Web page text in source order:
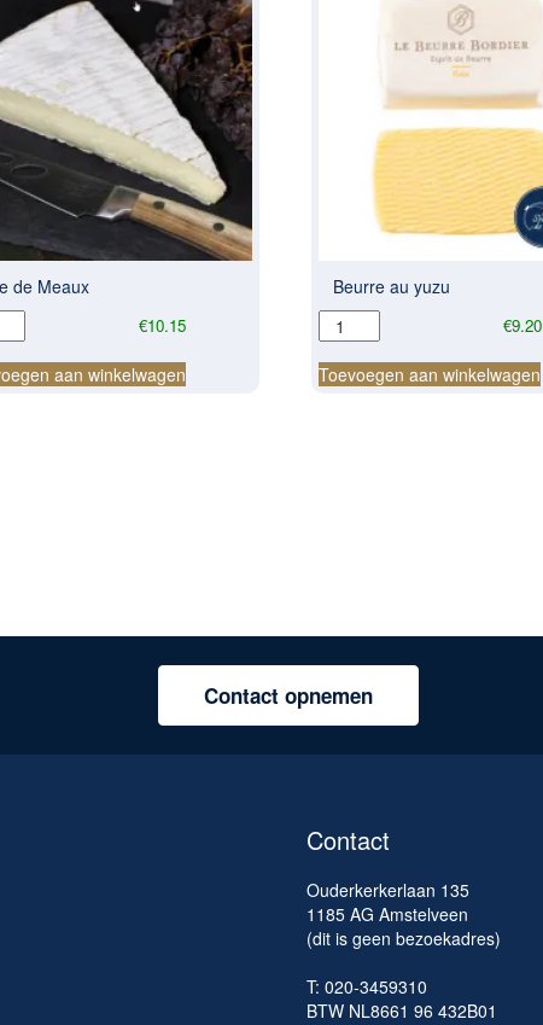
de Meaux
€10.15
aan winkelwagen
Beurre au yuzu
€9.20
Beurre
au
yuzu
aantal
Toevoegen aan winkelwagen
Contact opnemen
Contact
Ouderkerkerlaan 135
1185 AG Amstelveen
(dit is geen bezoekadres)
T: 020-3459310
BTW NL8661 96 432B01